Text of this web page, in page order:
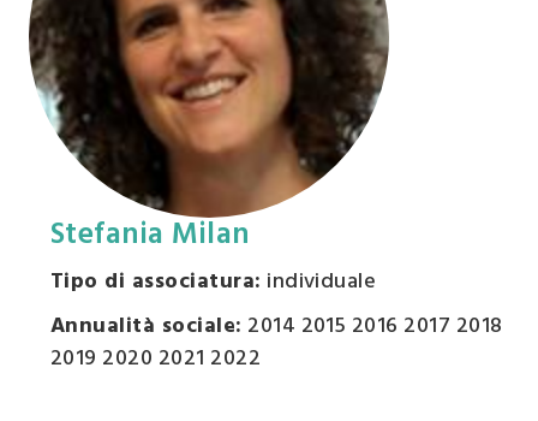
Stefania Milan
Tipo di associatura: individuale
Annualità sociale: 2014 2015 2016 2017 2018
2019 2020 2021 2022